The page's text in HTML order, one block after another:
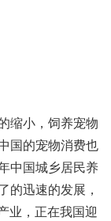
缩小，饲养宠物
国的宠物消费也
中国城乡居民养
的迅速的发展，
业，正在我国迎